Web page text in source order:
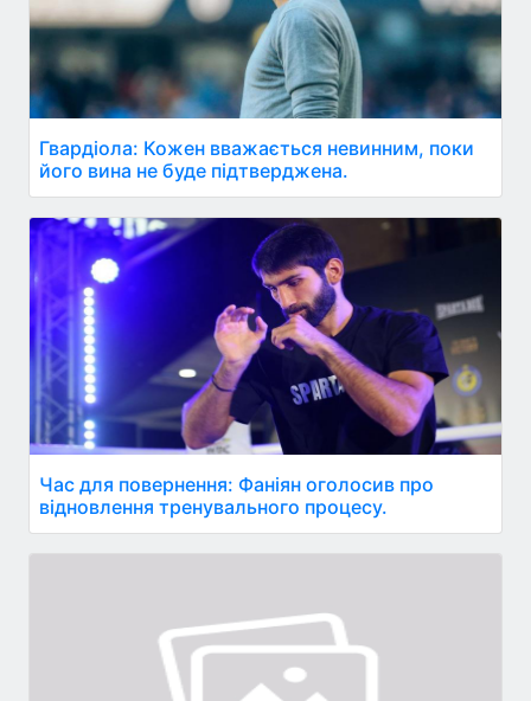
Гвардіола: Кожен вважається невинним, поки
його вина не буде підтверджена.
Час для повернення: Фаніян оголосив про
відновлення тренувального процесу.